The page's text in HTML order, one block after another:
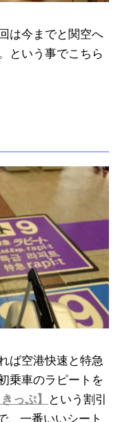
は今までと関空へ
という事でこちら
ば空港快速と特急
乗車のラピートを
っぷ】
という割引
、一番いいシート